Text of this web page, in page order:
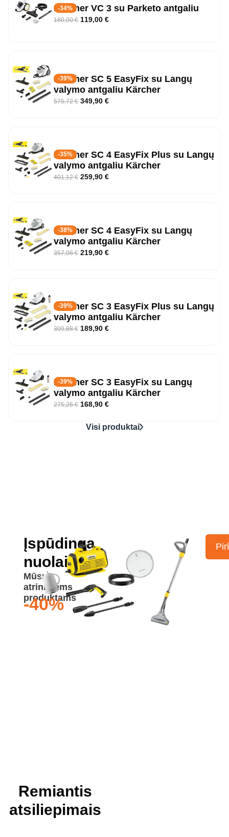
-34%
Karcher VC 3 su Parketo antgaliu
180,00€ 119,00 €
-39%
Kärcher SC 5 EasyFix su Langų
valymo antgaliu Kärcher
575,72€ 349,90 €
-35%
Kärcher SC 4 EasyFix Plus su Langų
valymo antgaliu Kärcher
401,12€ 259,90 €
-38%
Kärcher SC 4 EasyFix su Langų
valymo antgaliu Kärcher
357,06€ 219,90 €
-39%
Kärcher SC 3 EasyFix Plus su Langų
valymo antgaliu Kärcher
309,88€ 189,90 €
-39%
Kärcher SC 3 EasyFix su Langų
valymo antgaliu Kärcher
275,26€ 168,90 €
Visi produktai
Įspūdinga
nuolaida
Mūsų
atrinktiems
produktams
-40%
Remiantis
atsiliepimais